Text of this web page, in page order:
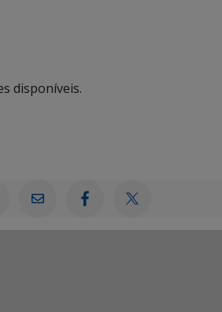
disponíveis.